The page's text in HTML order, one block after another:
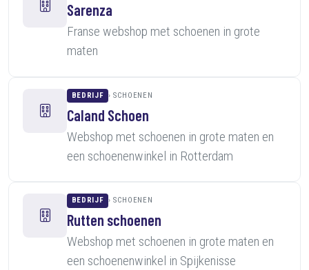
Sarenza
Franse webshop met schoenen in grote
maten
BEDRIJF SCHOENEN
Caland Schoen
Webshop met schoenen in grote maten en
een schoenenwinkel in Rotterdam
BEDRIJF SCHOENEN
Rutten schoenen
Webshop met schoenen in grote maten en
een schoenenwinkel in Spijkenisse